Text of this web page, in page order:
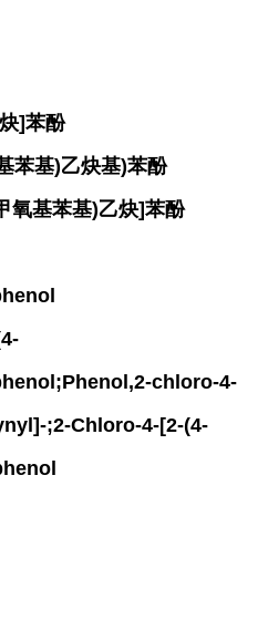
]苯酚
苯基)乙炔基)苯酚
氧基苯基)乙炔]苯酚
chloro-4-
;2-Chloro-4-[2-(4-